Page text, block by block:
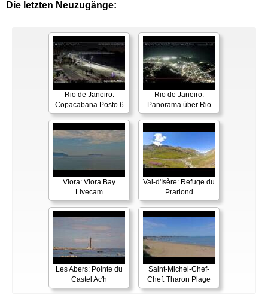
Die letzten Neuzugänge:
Rio de Janeiro:
Copacabana Posto 6
Rio de Janeiro:
Panorama über Rio
Vlora: Vlora Bay
Livecam
Val-d'Isère: Refuge du
Prariond
Les Abers: Pointe du
Castel Ac'h
Saint-Michel-Chef-
Chef: Tharon Plage